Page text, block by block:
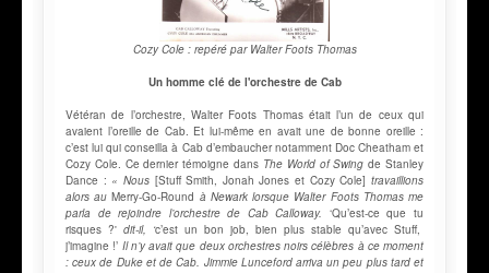
Cozy Cole : repéré par Walter Foots Thomas
Un homme clé de l'orchestre de Cab
Vétéran de l’orchestre, Walter Foots Thomas était l’un de ceux qui
avaient l’oreille de Cab. Et lui-même en avait une de bonne oreille :
c’est lui qui conseilla à Cab d’embaucher notamment Doc Cheatham et
Cozy Cole. Ce dernier témoigne dans The World of Swing de Stanley
Dance : « Nous[Stuff Smith, Jonah Jones et Cozy Cole]travaillions
alors auMerry-Go-Round à Newark lorsque Walter Foots Thomas me
parla de rejoindre l’orchestre de Cab Calloway. ‘Qu’est-ce que tu
risques ?' dit-il, ‘c’est un bon job, bien plus stable qu’avec Stuff,
j’imagine !’ Il n’y avait que deux orchestres noirs célèbres à ce moment
: ceux de Duke et de Cab. Jimmie Lunceford arriva un peu plus tard et